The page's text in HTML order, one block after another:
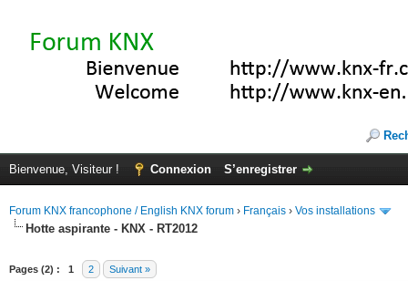
Bienvenue, Visiteur ! Connexion S’enregistrer
Forum KNX francophone / English KNX forum › Français › Vos installations
Hotte aspirante - KNX - RT2012
Pages (2) : 1 2 Suivant »